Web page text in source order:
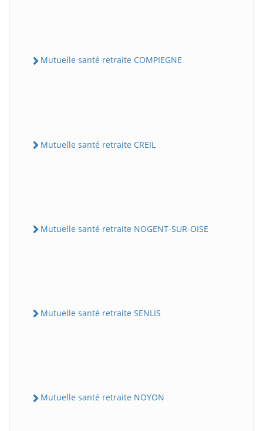
Mutuelle santé retraite COMPIEGNE
Mutuelle santé retraite CREIL
Mutuelle santé retraite NOGENT-SUR-OISE
Mutuelle santé retraite SENLIS
Mutuelle santé retraite NOYON